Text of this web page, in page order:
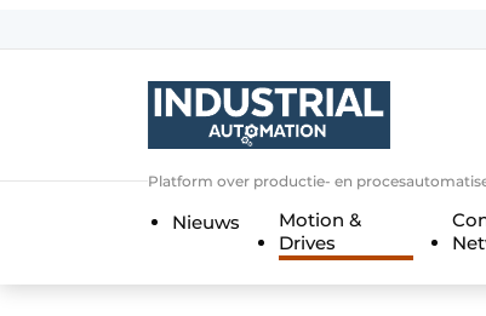
Algemene voorwaarden
Contact
Direct contact
Platform over productie- en
Nieuws
Motion &
Drives